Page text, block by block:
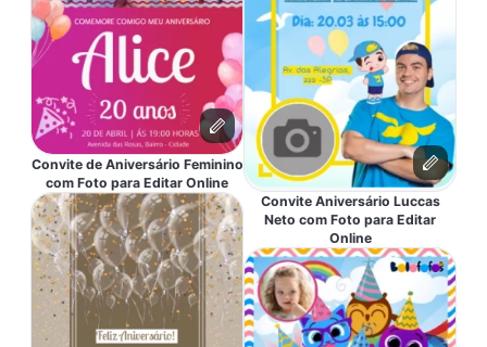
Convite de Aniversário Feminino
com Foto para Editar Online
Convite Aniversário Luccas
Neto com Foto para Editar
Online